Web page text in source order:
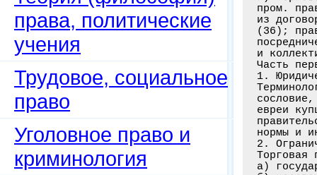
права, политические
учения
Трудовое, социальное
право
Уголовное право и
криминология